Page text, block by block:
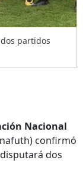
partidos
Nacional
confirmó
disputará dos